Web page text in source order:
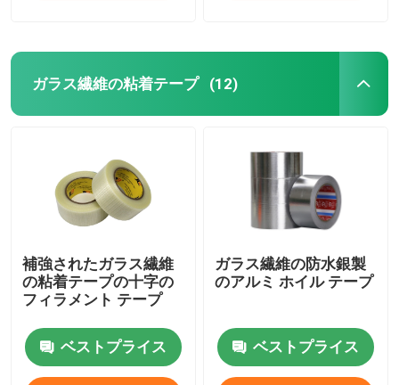
ガラス繊維の粘着テープ (12)
補強されたガラス繊維
の粘着テープの十字の
フィラメント テープ
ベストプライス
ガラス繊維の防水銀製
のアルミ ホイル テープ
ベストプライス